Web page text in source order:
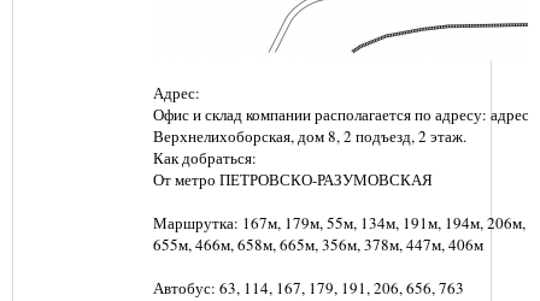
Адрес:
Офис и склад компании располагается по адресу: адрес:
Верхнелихоборская, дом 8, 2 подъезд, 2 этаж.
Как добраться:
От метро ПЕТРОВСКО-РАЗУМОВСКАЯ
Маршрутка: 167м, 179м, 55м, 134м, 191м, 194м, 206м,
655м, 466м, 658м, 665м, 356м, 378м, 447м, 406м
Автобус: 63, 114, 167, 179, 191, 206, 656, 763